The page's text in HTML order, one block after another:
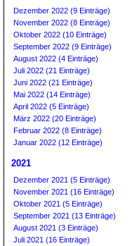
Dezember 2022 (9 Einträge)
November 2022 (8 Einträge)
Oktober 2022 (10 Einträge)
September 2022 (9 Einträge)
August 2022 (4 Einträge)
Juli 2022 (21 Einträge)
Juni 2022 (21 Einträge)
Mai 2022 (14 Einträge)
April 2022 (5 Einträge)
März 2022 (20 Einträge)
Februar 2022 (8 Einträge)
Januar 2022 (12 Einträge)
2021
Dezember 2021 (5 Einträge)
November 2021 (16 Einträge)
Oktober 2021 (5 Einträge)
September 2021 (13 Einträge)
August 2021 (3 Einträge)
Juli 2021 (16 Einträge)